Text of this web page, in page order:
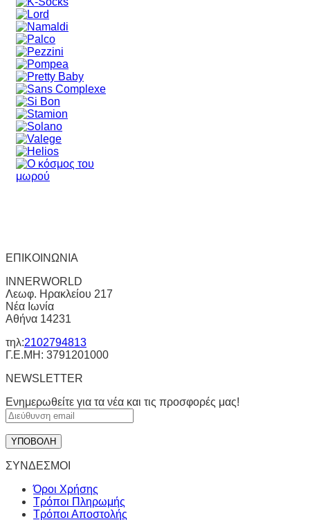
ΕΠΙΚΟΙΝΩΝΙΑ
INNERWORLD
Λεωφ. Ηρακλείου 217
Νέα Ιωνία
Αθήνα 14231
τηλ:2102794813
Γ.Ε.ΜΗ: 3791201000
NEWSLETTER
Ενημερωθείτε για τα νέα και τις προσφορές μας!
ΣΥΝΔΕΣΜΟΙ
Όροι Χρήσης
Τρόποι Πληρωμής
Τρόποι Αποστολής